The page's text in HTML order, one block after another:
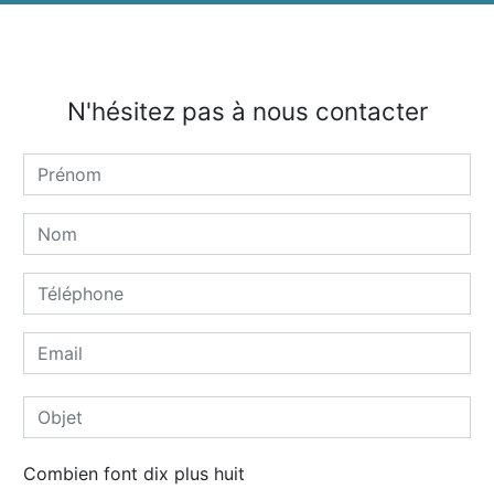
N'hésitez pas à nous contacter
Combien font dix plus huit